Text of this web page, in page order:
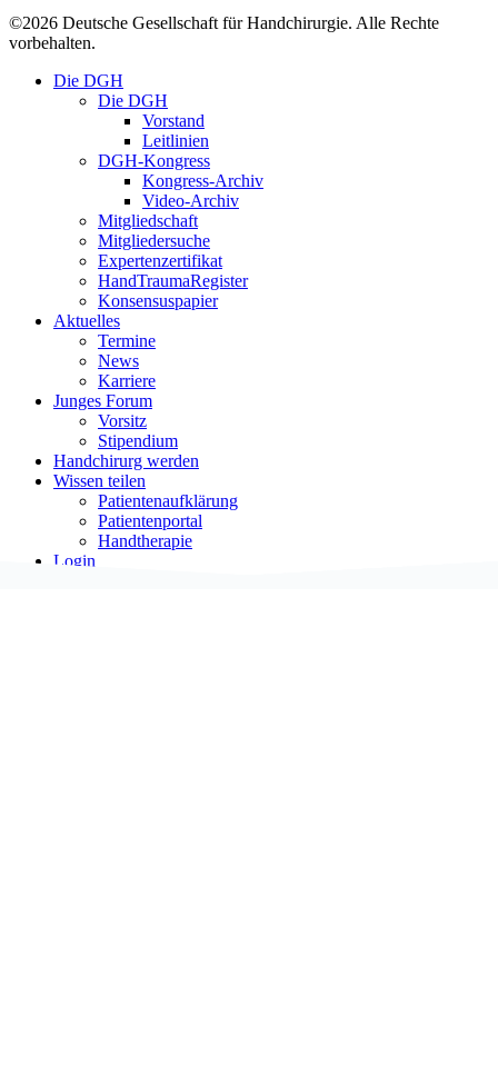
©2026 Deutsche Gesellschaft für Handchirurgie. Alle Rechte
vorbehalten.
Close
Die DGH
Die DGH
Vorstand
Leitlinien
DGH-Kongress
Kongress-Archiv
Video-Archiv
Mitgliedschaft
Mitgliedersuche
Expertenzertifikat
HandTraumaRegister
Konsensuspapier
Aktuelles
Termine
News
Karriere
Junges Forum
Vorsitz
Stipendium
Handchirurg werden
Wissen teilen
Patientenaufklärung
Patientenportal
Handtherapie
Login